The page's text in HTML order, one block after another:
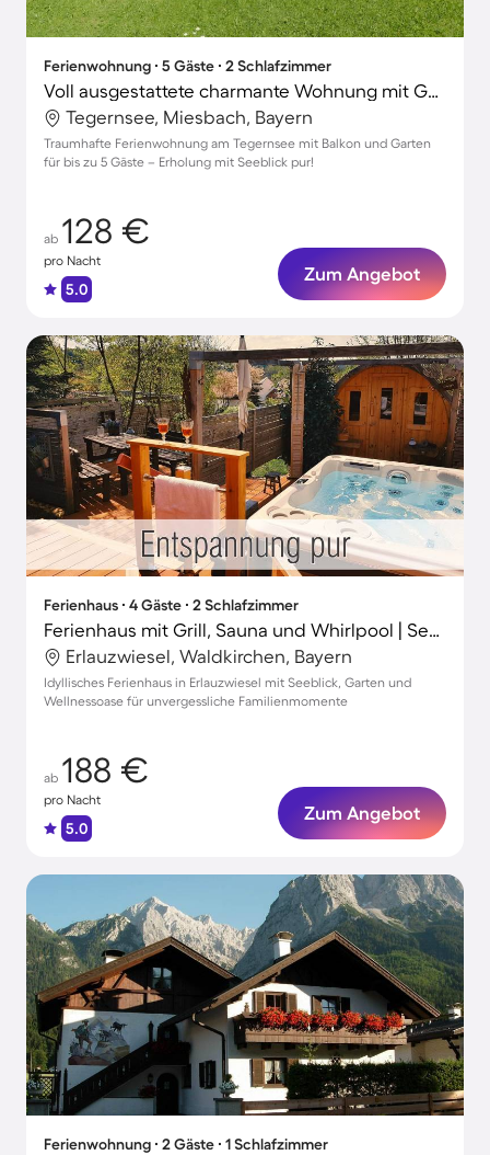
Ferienwohnung ∙ 5 Gäste ∙ 2 Schlafzimmer
Voll ausgestattete charmante Wohnung mit Garten | Seeblick
Tegernsee, Miesbach, Bayern
Traumhafte Ferienwohnung am Tegernsee mit Balkon und Garten
für bis zu 5 Gäste – Erholung mit Seeblick pur!
ab 128 €
pro Nacht
5.0
Zum Angebot
Ferienhaus ∙ 4 Gäste ∙ 2 Schlafzimmer
Ferienhaus mit Grill, Sauna und Whirlpool | Seeblick
Erlauzwiesel, Waldkirchen, Bayern
Idyllisches Ferienhaus in Erlauzwiesel mit Seeblick, Garten und
Wellnessoase für unvergessliche Familienmomente
ab 188 €
pro Nacht
5.0
Zum Angebot
Ferienwohnung ∙ 2 Gäste ∙ 1 Schlafzimmer